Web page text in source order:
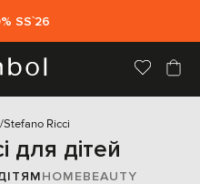
SS`26
Stefano Ricci
для дітей
HOMEBEAUTY